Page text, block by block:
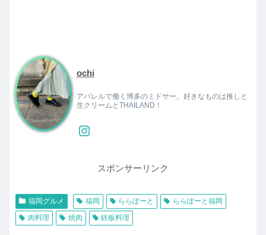
ochi
アパレルで働く博多のミドサー。好きなものは推しと
生クリームとTHAILAND！
スポンサーリンク
福岡グルメ 福岡 ららぽーと
ららぽーと福岡
肉料理
焼肉 鉄板料理